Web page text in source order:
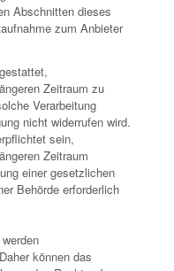
Abschnitten dieses
zum Anbieter
Zeitraum zu
Verarbeitung
nicht widerrufen wird.
sein,
Zeitraum
einer gesetzlichen
Behörde erforderlich
können das